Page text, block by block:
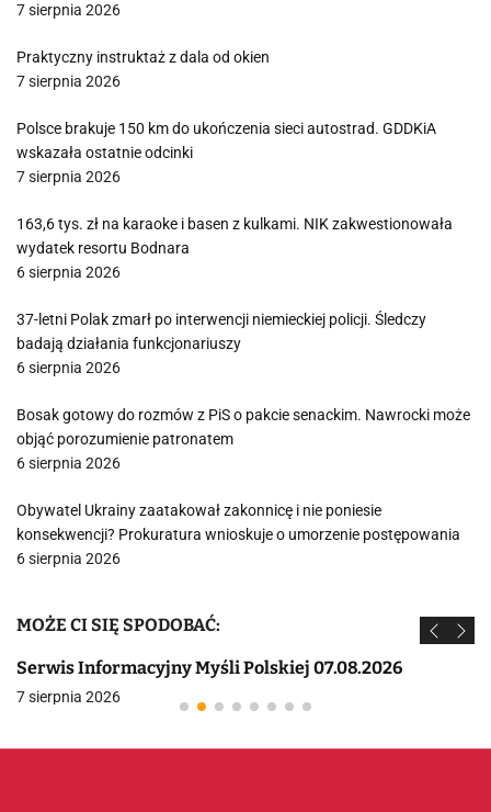
7 sierpnia 2026
Praktyczny instruktaż z dala od okien
7 sierpnia 2026
Polsce brakuje 150 km do ukończenia sieci autostrad. GDDKiA
wskazała ostatnie odcinki
7 sierpnia 2026
163,6 tys. zł na karaoke i basen z kulkami. NIK zakwestionowała
wydatek resortu Bodnara
6 sierpnia 2026
37-letni Polak zmarł po interwencji niemieckiej policji. Śledczy
badają działania funkcjonariuszy
6 sierpnia 2026
Bosak gotowy do rozmów z PiS o pakcie senackim. Nawrocki może
objąć porozumienie patronatem
6 sierpnia 2026
Obywatel Ukrainy zaatakował zakonnicę i nie poniesie
konsekwencji? Prokuratura wnioskuje o umorzenie postępowania
6 sierpnia 2026
MOŻE CI SIĘ SPODOBAĆ:
Serwis Informacyjny Myśli Polskiej 07.08.2026
7 sierpnia 2026